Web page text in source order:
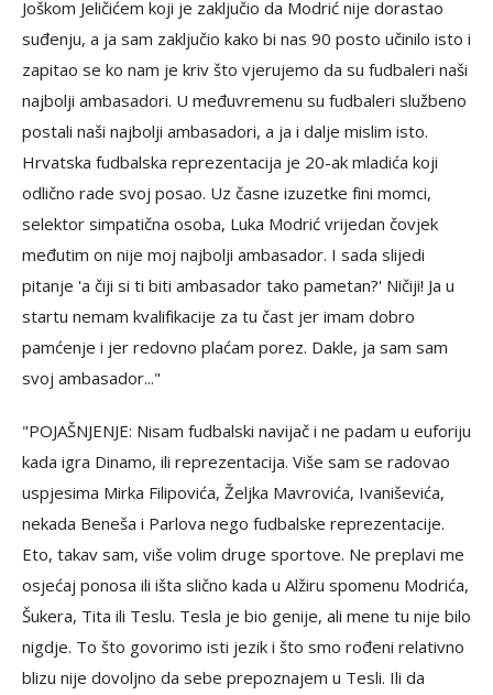
Joškom Jeličićem koji je zaključio da Modrić nije dorastao
suđenju, a ja sam zaključio kako bi nas 90 posto učinilo isto i
zapitao se ko nam je kriv što vjerujemo da su fudbaleri naši
najbolji ambasadori. U međuvremenu su fudbaleri službeno
postali naši najbolji ambasadori, a ja i dalje mislim isto.
Hrvatska fudbalska reprezentacija je 20-ak mladića koji
odlično rade svoj posao. Uz časne izuzetke fini momci,
selektor simpatična osoba, Luka Modrić vrijedan čovjek
međutim on nije moj najbolji ambasador. I sada slijedi
pitanje 'a čiji si ti biti ambasador tako pametan?' Ničiji! Ja u
startu nemam kvalifikacije za tu čast jer imam dobro
pamćenje i jer redovno plaćam porez. Dakle, ja sam sam
svoj ambasador..."
"POJAŠNJENJE: Nisam fudbalski navijač i ne padam u euforiju
kada igra Dinamo, ili reprezentacija. Više sam se radovao
uspjesima Mirka Filipovića, Željka Mavrovića, Ivaniševića,
nekada Beneša i Parlova nego fudbalske reprezentacije.
Eto, takav sam, više volim druge sportove. Ne preplavi me
osjećaj ponosa ili išta slično kada u Alžiru spomenu Modrića,
Šukera, Tita ili Teslu. Tesla je bio genije, ali mene tu nije bilo
nigdje. To što govorimo isti jezik i što smo rođeni relativno
blizu nije dovoljno da sebe prepoznajem u Tesli. Ili da